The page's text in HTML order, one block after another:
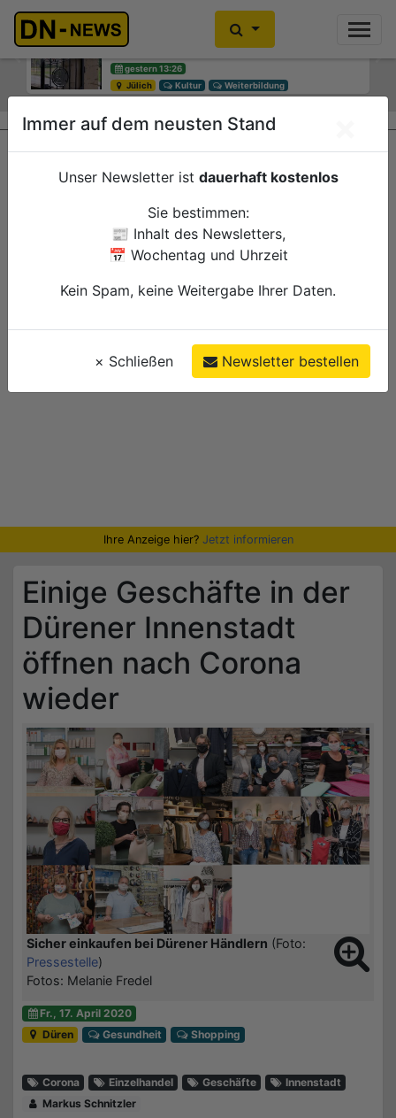
Einbrecher im Kleiderschrank
gefunden
gestern 10:30
Düren
Polizei
Previous
Ihre Anzeige hier? Jetzt informieren
Einige Geschäfte in der
Dürener Innenstadt
öffnen nach Corona
wieder
Sicher einkaufen bei Dürener Händlern (Foto:
Pressestelle)
Fotos: Melanie Fredel
Fr., 17. April 2020
Düren
Gesundheit Shopping
Corona Einzelhandel Geschäfte
Innenstadt
Markus Schnitzler
Immer auf dem neusten Stand
Unser Newsletter ist dauerhaft kostenlos
Sie bestimmen:
📰 Inhalt des Newsletters,
📅 Wochentag und Uhrzeit
Kein Spam, keine Weitergabe Ihrer Daten.
× Schließen Newsletter bestellen